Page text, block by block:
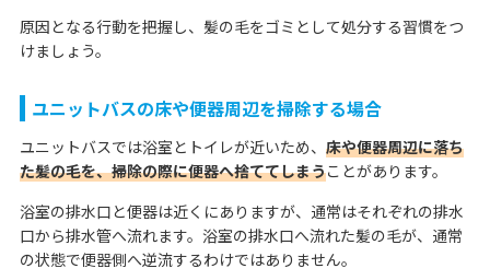
原因となる行動を把握し、髪の毛をゴミとして処分する習慣をつ
けましょう。
ユニットバスの床や便器周辺を掃除する場合
ユニットバスでは浴室とトイレが近いため、 床や便器周辺に落ち
た髪の毛を、掃除の際に便器へ捨ててしまうことがあります。
浴室の排水口と便器は近くにありますが、通常はそれぞれの排水
口から排水管へ流れます。浴室の排水口へ流れた髪の毛が、通常
の状態で便器側へ逆流するわけではありません。